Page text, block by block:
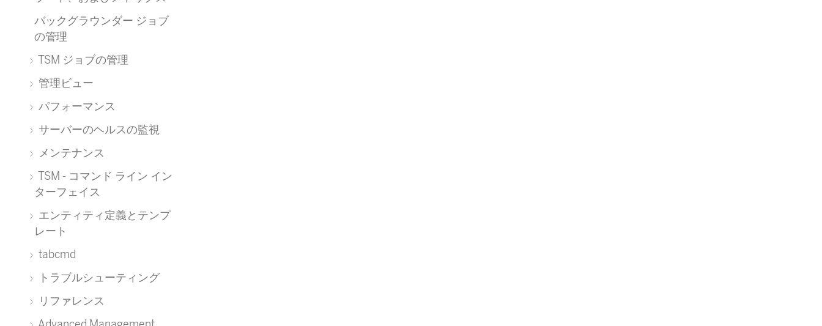
バックグラウンダー ジョブ
の管理
TSM ジョブの管理
管理ビュー
パフォーマンス
サーバーのヘルスの監視
メンテナンス
TSM - コマンド ライン イン
ターフェイス
エンティティ定義とテンプ
レート
tabcmd
トラブルシューティング
リファレンス